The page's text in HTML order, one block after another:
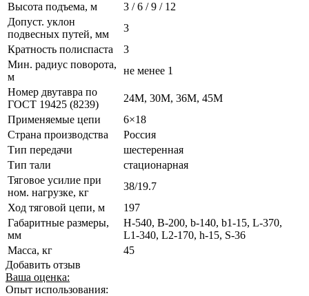
Высота подъема, м
3 / 6 / 9 / 12
Допуст. уклон
подвесных путей, мм
3
Кратность полиспаста
3
Мин. радиус поворота,
м
не менее 1
Номер двутавра по
ГОСТ 19425 (8239)
24М, 30М, 36М, 45М
Применяемые цепи
6×18
Страна производства
Россия
Тип передачи
шестеренная
Тип тали
стационарная
Тяговое усилие при
ном. нагрузке, кг
38/19.7
Ход тяговой цепи, м
197
Габаритные размеры,
мм
H-540, B-200, b-140, b1-15, L-370,
L1-340, L2-170, h-15, S-36
Масса, кг
45
Добавить отзыв
Ваша оценка:
Опыт использования: